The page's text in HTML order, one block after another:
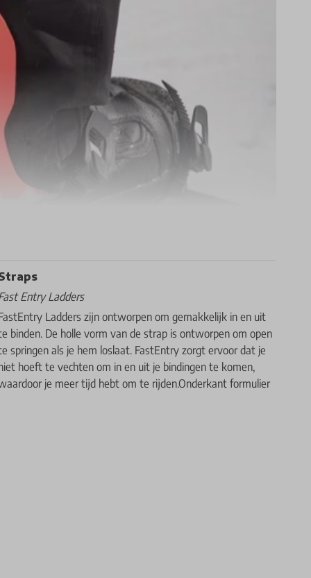
Entry Ladders
Ladders zijn ontworpen om gemakkelijk in en uit
binden. De holle vorm van de strap is ontworpen om open
springen als je hem loslaat. FastEntry zorgt ervoor dat je
hoeft te vechten om in en uit je bindingen te komen,
je meer tijd hebt om te rijden.Onderkant formulier